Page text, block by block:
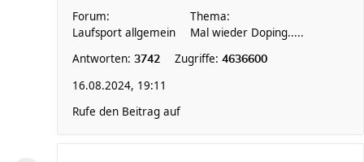
Forum:
Laufsport allgemein
Thema:
Mal wieder Doping.....
Antworten: 3742 Zugriffe: 4636600
16.08.2024, 19:11
Rufe den Beitrag auf